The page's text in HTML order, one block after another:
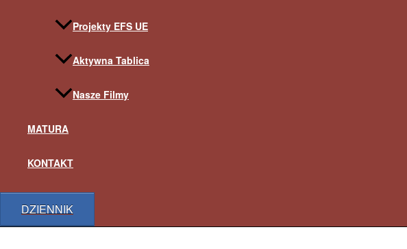
Projekty EFS UE
Aktywna Tablica
Nasze Filmy
MATURA
KONTAKT
DZIENNIK